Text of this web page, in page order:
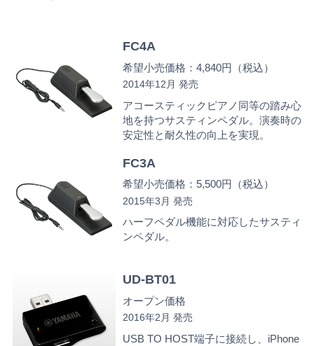
FC4A
希望小売価格：4,840円（税込）
2014年12月 発売
アコースティックピアノ同等の踏み心
地を持つサスティンペダル。演奏時の
安定性と耐久性の向上を実現。
FC3A
希望小売価格：5,500円（税込）
2015年3月 発売
ハーフペダル機能に対応したサスティ
ンペダル。
UD-BT01
オープン価格
2016年2月 発売
USB TO HOST端子に接続し、iPhone